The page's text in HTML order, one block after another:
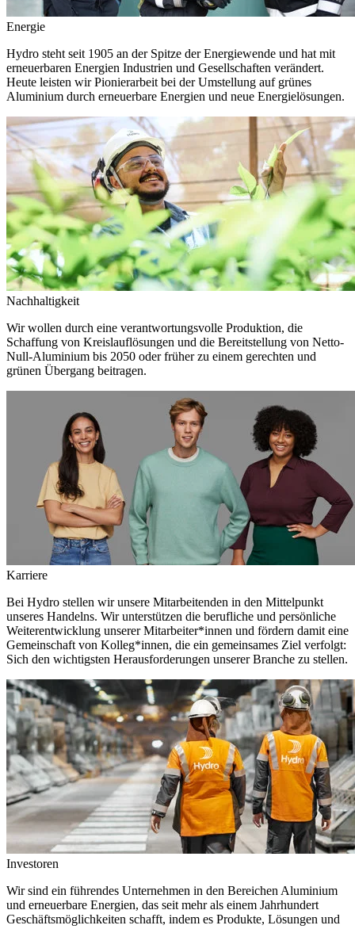
Energie
Hydro steht seit 1905 an der Spitze der Energiewende und hat mit
erneuerbaren Energien Industrien und Gesellschaften verändert.
Heute leisten wir Pionierarbeit bei der Umstellung auf grünes
Aluminium durch erneuerbare Energien und neue Energielösungen.
Nachhaltigkeit
Wir wollen durch eine verantwortungsvolle Produktion, die
Schaffung von Kreislauflösungen und die Bereitstellung von Netto-
Null-Aluminium bis 2050 oder früher zu einem gerechten und
grünen Übergang beitragen.
Karriere
Bei Hydro stellen wir unsere Mitarbeitenden in den Mittelpunkt
unseres Handelns. Wir unterstützen die berufliche und persönliche
Weiterentwicklung unserer Mitarbeiter*innen und fördern damit eine
Gemeinschaft von Kolleg*innen, die ein gemeinsames Ziel verfolgt:
Sich den wichtigsten Herausforderungen unserer Branche zu stellen.
Investoren
Wir sind ein führendes Unternehmen in den Bereichen Aluminium
und erneuerbare Energien, das seit mehr als einem Jahrhundert
Geschäftsmöglichkeiten schafft, indem es Produkte, Lösungen und